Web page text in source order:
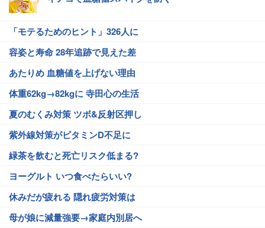
「モテるためのヒント」326人に
容姿と寿命 28年追跡で見えた差
あたりめ 血糖値を上げない理由
体重62kg→82kgに 寺田心の生活
夏のむくみ対策 ツボ&反射区押し
紫外線対策がビタミンD不足に
緑茶を飲むと死亡リスク低まる?
ヨーグルト いつ食べたらいい?
休みだが疲れる 隠れ疲労対策は
母が娘に減量強要→家庭内別居へ